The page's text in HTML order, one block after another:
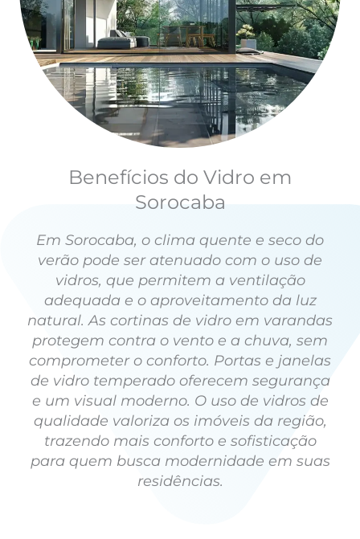
Benefícios do Vidro em
Sorocaba
Em Sorocaba, o clima quente e seco do
verão pode ser atenuado com o uso de
vidros, que permitem a ventilação
adequada e o aproveitamento da luz
natural. As cortinas de vidro em varandas
protegem contra o vento e a chuva, sem
comprometer o conforto. Portas e janelas
de vidro temperado oferecem segurança
e um visual moderno. O uso de vidros de
qualidade valoriza os imóveis da região,
trazendo mais conforto e sofisticação
para quem busca modernidade em suas
residências.